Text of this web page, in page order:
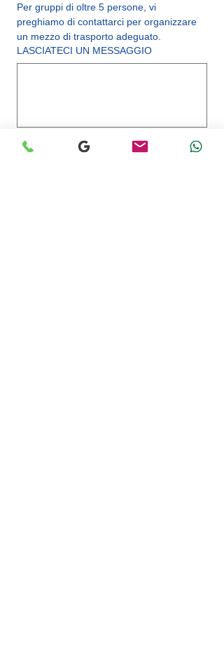
Per gruppi di oltre 5 persone, vi
preghiamo di contattarci per organizzare
un mezzo di trasporto adeguato.
LASCIATECI UN MESSAGGIO
prima della partenza.